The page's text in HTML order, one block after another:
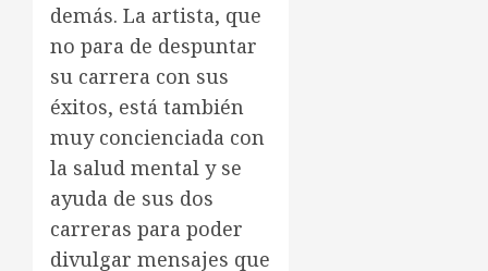
demás. La artista, que
no para de despuntar
su carrera con sus
éxitos, está también
muy concienciada con
la salud mental y se
ayuda de sus dos
carreras para poder
divulgar mensajes que